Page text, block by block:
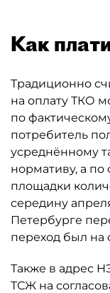
Как
Традиционно
на оплату ТКО
по
потребитель
усреднённому
нормативу, а
площадки
середину
Петербурге
переход был на
Также в адрес
ТСЖ на